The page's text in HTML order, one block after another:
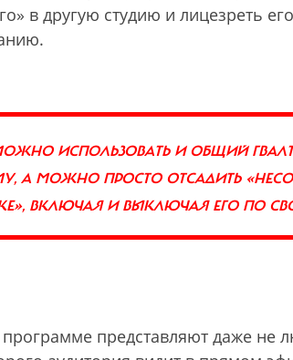
в другую студию и лицезреть
ИСПОЛЬЗОВАТЬ И ОБЩИЙ ГВАЛТ
А МОЖНО ПРОСТО ОТСАДИТЬ
ВКЛЮЧАЯ И ВЫКЛЮЧАЯ ЕГО ПО
представляют даже не